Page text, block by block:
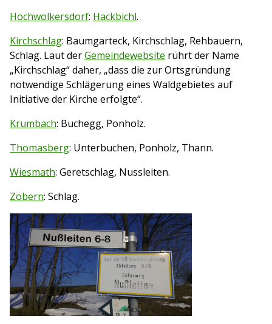
Hochwolkersdorf: Hackbichl.
Kirchschlag: Baumgarteck, Kirchschlag, Rehbauern,
Schlag. Laut derGemeindewebsite rührt der Name
„Kirchschlag“ daher, „dass die zur Ortsgründung
notwendige Schlägerung eines Waldgebietes auf
Initiative der Kirche erfolgte“.
Krumbach: Buchegg, Ponholz.
Thomasberg: Unterbuchen, Ponholz, Thann.
Wiesmath: Geretschlag, Nussleiten.
Zöbern: Schlag.